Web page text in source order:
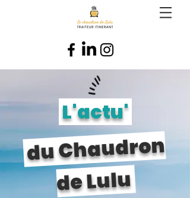
L'actu'
du Chaudron
de Lulu